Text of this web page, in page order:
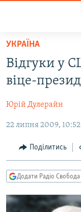
Перейти
основного
матеріалу
до
навігації
Перейти
пошуку
ВСЕ ЗА ДОБУ
ПОЛІТИКА
ЕКОНОМІКА
СУСПІЛЬСТВО
СПОРТ
УКРАЇНА
ВІЙНА
РОСІЙСЬКА
ДОНБАС.РЕАЛІЇ
КРИМ.РЕАЛІЇ
ТИ ЯК?
СХЕМИ
УКРАЇНА
Відгуки у
віце-
Юрій Дулерайн
22 липня 2009, 10:52
Поділитись
Додати Радіо